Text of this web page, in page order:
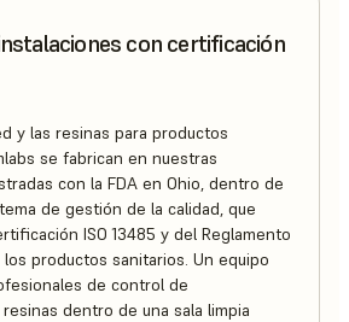
con certificación
y las resinas para productos
se fabrican en nuestras
con la FDA en Ohio, dentro de
de gestión de la calidad, que
ISO 13485 y del Reglamento
los productos sanitarios. Un equipo
de control de
dentro de una sala limpia